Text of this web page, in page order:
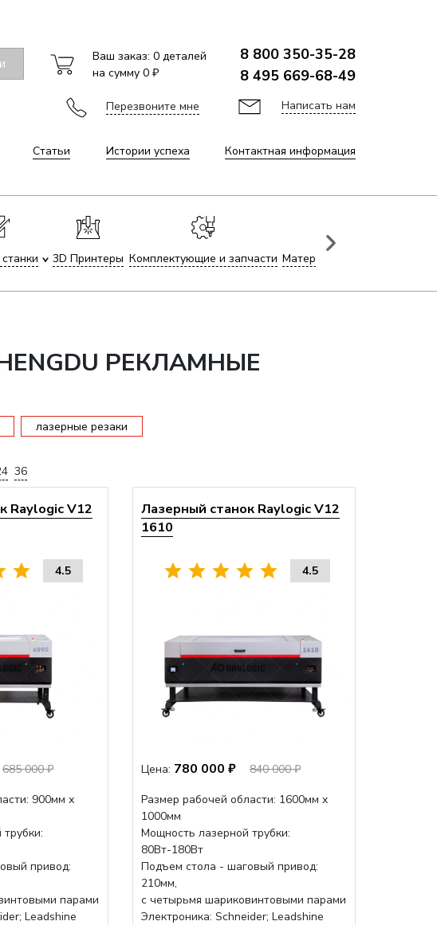
Ваш заказ: 0деталей
на сумму 0 ₽
8 800 350-35-28
8 495 669-68-49
Перезвоните мне Написать нам
Статьи Истории успеха Контактная информация
3D Принтеры Комплектующие и запчасти Материалы для лазерной
РЕКЛАМНЫЕ
лазерные резаки
36
Raylogic V12
4.5
685 000 ₽
900мм х
привод:
парами
Leadshine
Лазерный станок Raylogic V12
1610
4.5
Цена: 780 000 ₽
840 000 ₽
Размер рабочей области: 1600мм x
1000мм
Мощность лазерной трубки:
80Вт-180Вт
Подъем стола - шаговый привод:
210мм,
с четырьмя шариковинтовыми парами
Электроника: Schneider; Leadshine